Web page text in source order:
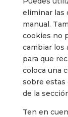
eliminar las
manual.
cookies no
cambiar los
para que
coloca una
sobre estas
de la
Ten en